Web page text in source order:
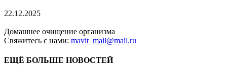
22.12.2025
Домашнее очищение организма
Свяжитесь с нами: mavit_mail@mail.ru
ЕЩЁ БОЛЬШЕ НОВОСТЕЙ